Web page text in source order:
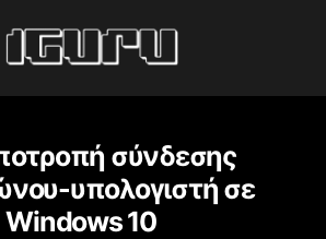
σύνδεσης
υπολογιστή σε
Windows 10